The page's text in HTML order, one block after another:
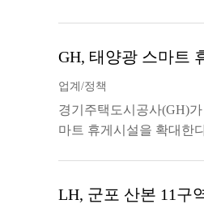
GH, 태양광 스마트
업계/정책
경기주택도시공사(GH)
마트 휴게시설을 확대한
LH, 군포 산본 11구